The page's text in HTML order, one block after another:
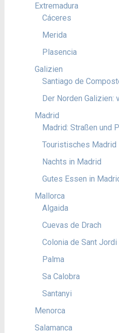
Extremadura
Cáceres
Merida
Plasencia
Galizien
Santiago de
Der Norden Galizien:
Madrid
Madrid: Straßen und
Touristisches Madrid
Nachts in Madrid
Gutes Essen in
Mallorca
Algaida
Cuevas de Drach
Colonia de Sant Jordi
Palma
Sa Calobra
Santanyi
Menorca
Salamanca